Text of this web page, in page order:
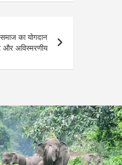
का योगदान
और अविस्मरणीय